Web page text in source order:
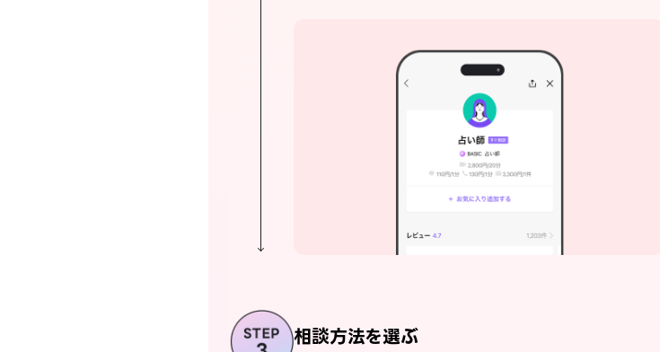
相談方法を選ぶ